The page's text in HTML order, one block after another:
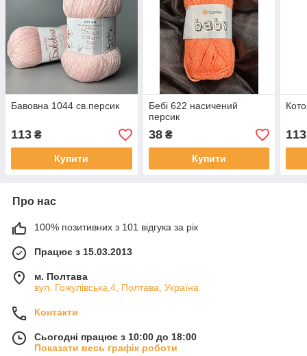
Бавовна 1044 св.персик
113 ₴
Купити
Бебі 622 насичений
персик
38₴
Купити
113
Про нас
100% позитивних з 101 відгука за рік
Працює з 15.03.2013
м. Полтава
вул. Гожулівська,4, Полтава, Україна
Контакти
Сьогодні працює з 10:00 до 18:00
Показати весь графік роботи